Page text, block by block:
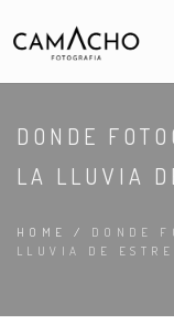
DONDE
LA LLUVIA
HOME / DONDE
LLUVIA DE